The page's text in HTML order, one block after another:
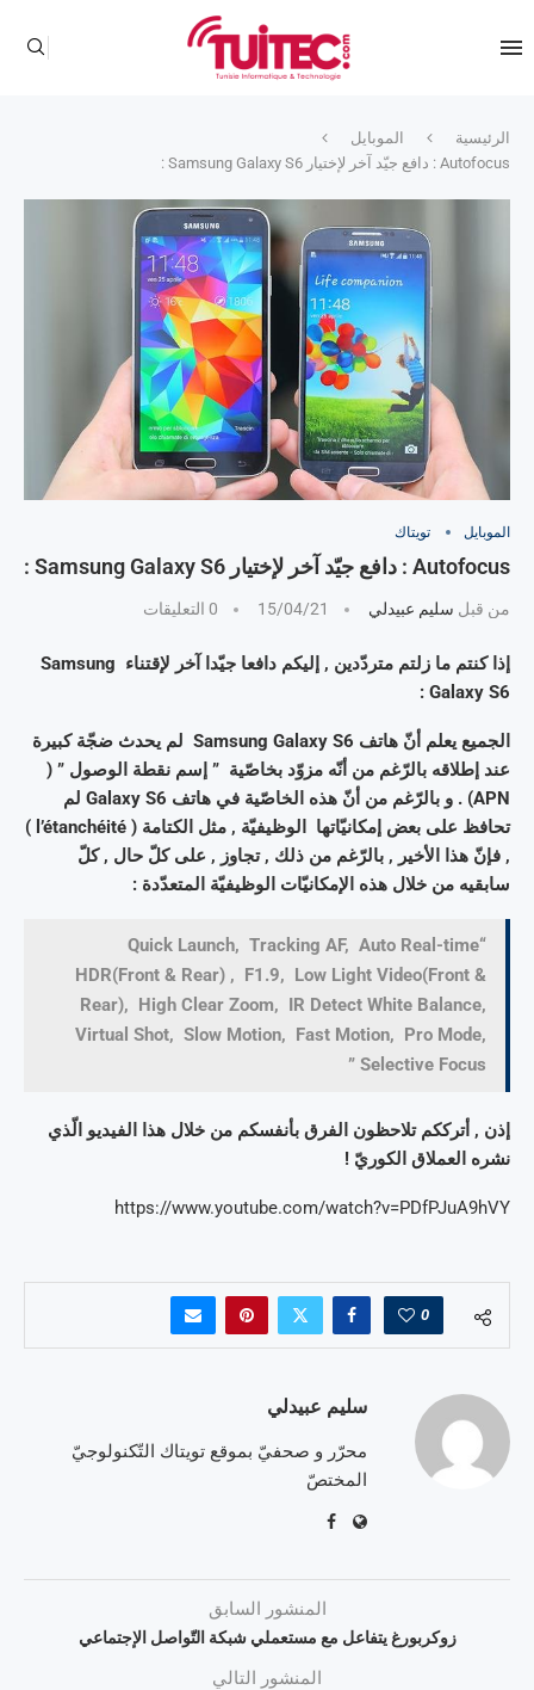
الرئيسية
الموبايل
Autofocus : دافع جيّد آخر لإختيار Samsung Galaxy S6 :
الموبايل تويتاك
Autofocus : دافع جيّد آخر لإختيار Samsung Galaxy S6 :
من قبل سليم عبيدلي 15/04/21 0 التعليقات
إذا كنتم ما زلتم متردّدين , إليكم دافعا جيّدا آخر لإقتناء Samsung
Galaxy S6 :
الجميع يعلم أنّ هاتف Samsung Galaxy S6 لم يحدث ضجّة كبيرة
عند إطلاقه بالرّغم من أنّه مزوّد بخاصّية ” إسم نقطة الوصول ” (
APN) . و بالرّغم من أنّ هذه الخاصّية في هاتف Galaxy S6 لم
تحافظ على بعض إمكانيّاتها الوظيفيّة , مثل الكتامة ( l’étanchéité )
, فإنّ هذا الأخير , بالرّغم من ذلك , تجاوز , على كلّ حال , كلّ
سابقيه من خلال هذه الإمكانيّات الوظيفيّة المتعدّدة :
“Quick Launch, Tracking AF, Auto Real-time
HDR(Front & Rear) , F1.9, Low Light Video(Front &
Rear), High Clear Zoom, IR Detect White Balance,
Virtual Shot, Slow Motion, Fast Motion, Pro Mode,
Selective Focus”
إذن , أترككم تلاحظون الفرق بأنفسكم من خلال هذا الفيديو الّذي
نشره العملاق الكوريّ !
https://www.youtube.com/watch?v=PDfPJuA9hVY
0
سليم عبيدلي
محرّر و صحفيّ بموقع تويتاك التّكنولوجيّ
المختصّ
المنشور السابق
زوكربورغ يتفاعل مع مستعملي شبكة التّواصل الإجتماعي
المنشور التالي